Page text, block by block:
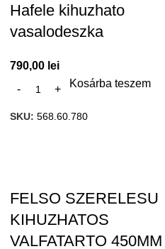
Hafele kihuzhato
vasalodeszka
790,00 lei
Kosárba teszem
SKU: 568.60.780
FELSO SZERELESU
KIHUZHATOS
VALFATARTO 450MM